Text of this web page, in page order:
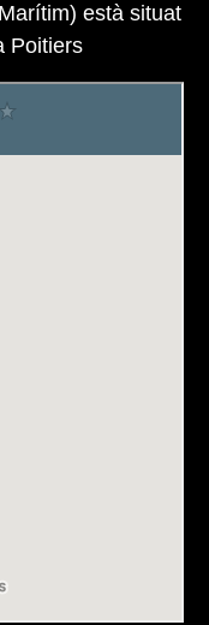
està situat
Poitiers